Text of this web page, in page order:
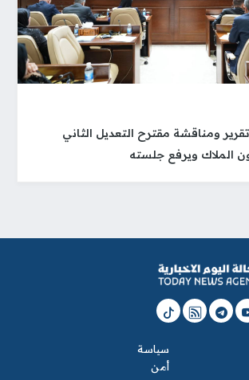
ومناقشة مقترح التعديل الثاني
الملاك ويرفع جلسته
سياسة
أمن